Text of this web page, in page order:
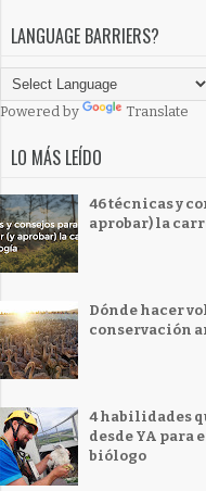
LANGUAGE BARRIERS?
Powered by Translate
LO MÁS LEÍDO
46 técnicas y
aprobar) la
Dónde hacer
conservación
4 habilidades
desde YA para
biólogo